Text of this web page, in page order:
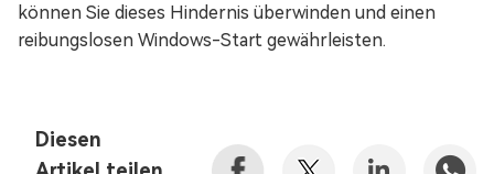
können Sie dieses Hindernis überwinden und einen
reibungslosen Windows-Start gewährleisten.
Diesen